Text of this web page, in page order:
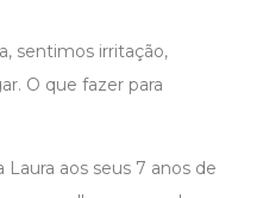
sentimos irritação,
O que fazer para
aos seus 7 anos de